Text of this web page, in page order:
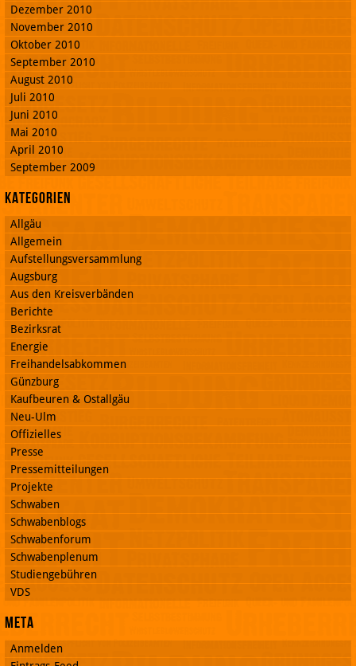
Dezember 2010
November 2010
Oktober 2010
September 2010
August 2010
Juli 2010
Juni 2010
Mai 2010
April 2010
September 2009
Kategorien
Allgäu
Allgemein
Aufstellungsversammlung
Augsburg
Aus den Kreisverbänden
Berichte
Bezirksrat
Energie
Freihandelsabkommen
Günzburg
Kaufbeuren & Ostallgäu
Neu-Ulm
Offizielles
Presse
Pressemitteilungen
Projekte
Schwaben
Schwabenblogs
Schwabenforum
Schwabenplenum
Studiengebühren
VDS
Meta
Anmelden